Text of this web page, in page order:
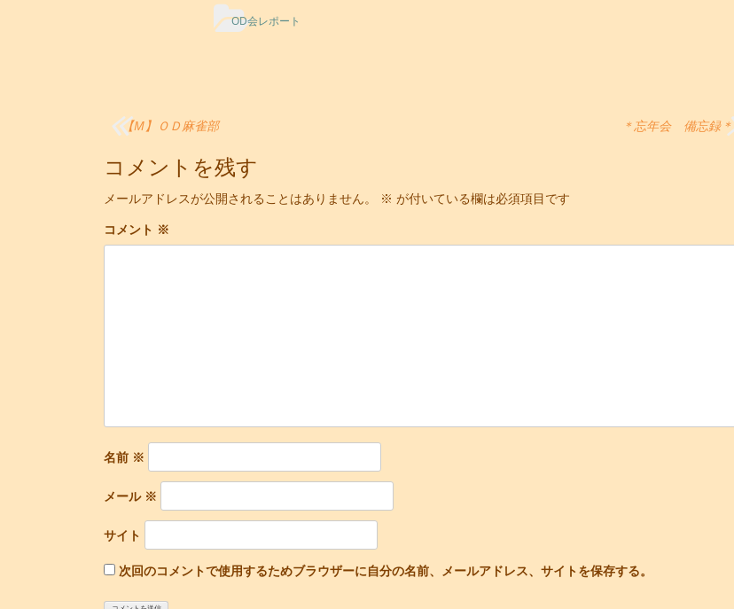
OD会レポート
投
稿
ナ
ビ
ゲ
【M】ＯＤ麻雀部 ＊忘年会 備忘録＊
コメントを残す
メールアドレスが公開されることはありません。 ※ が付いている欄は必須項目です
コメント ※
名前 ※
メール ※
サイト
次回のコメントで使用するためブラウザーに自分の名前、メールアドレス、サイトを保存する。